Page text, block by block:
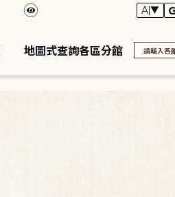
地圖式查詢各區分館